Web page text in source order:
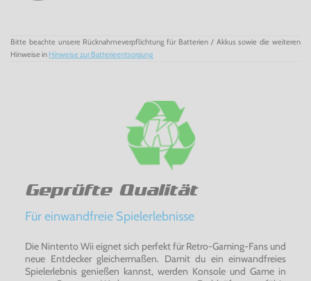
Bitte beachte unsere Rücknahmeverpflichtung für Batterien / Akkus sowie die weiteren
Hinweise in Hinweise zur Batterieentsorgung
Geprüfte Qualität
Für einwandfreie Spielerlebnisse
Die Nintento Wii eignet sich perfekt für Retro-Gaming-Fans und
neue Entdecker gleichermaßen. Damit du ein einwandfreies
Spielerlebnis genießen kannst, werden Konsole und Game in